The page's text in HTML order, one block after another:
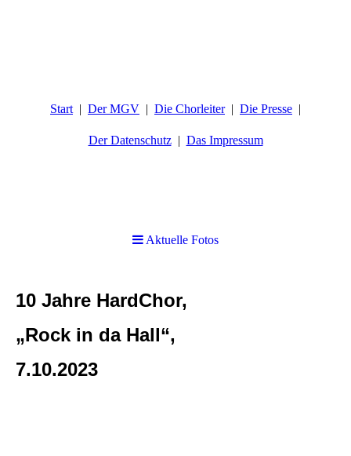
Start Der MGV Die Chorleiter Die Presse
Der Datenschutz Das Impressum
Aktuelle Fotos
10 Jahre HardChor,
„Rock in da Hall“,
7.10.2023